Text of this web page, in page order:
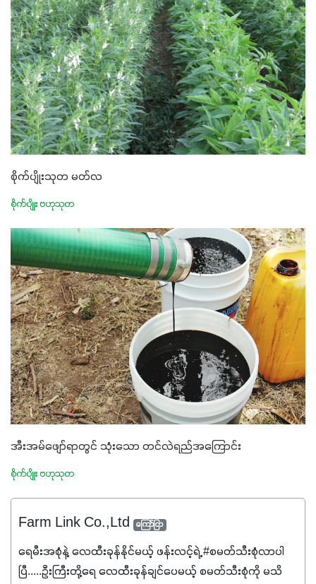
စိုက်ပျိုးသုတ မတ်လ
စိုက်ပျိုး ဗဟုသုတ
အီးအမ်ဖျော်ရာတွင် သုံးသော တင်လဲရည်အကြောင်း
စိုက်ပျိုး ဗဟုသုတ
Farm Link Co.,Ltd ကြော်ငြာ
ရေမီးအစုံနဲ့ လေထီးခုန်နိုင်မယ့် ဖန်းလင့်ရဲ့ #စမတ်သီးစုံလာပါ
ပြီ.....ဦးကြီးတို့ရေ ‌လေထီးခုန်ချင်ပေမယ့် စမတ်သီးစုံကို မသိ